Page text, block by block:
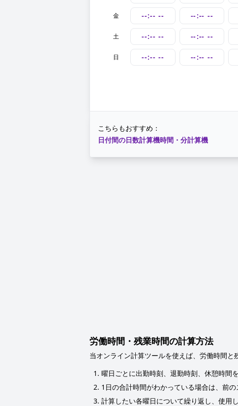
金
土
日
こちらもおすすめ：
日付間の日数計算機時間・分計算機
労働時間・残業時間の計算方法
当オンライン計算ツールを使えば、労働時間
曜日ごとに出勤時刻、退勤時刻、休憩時間
1日の合計時間がわかっている場合は、前
計算したい各曜日について繰り返し、使用